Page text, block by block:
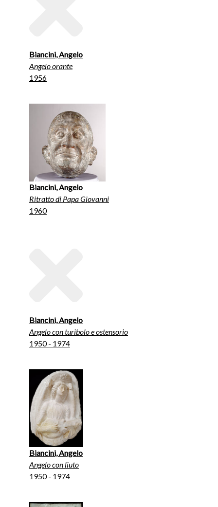
Biancini, Angelo
Angelo orante
1956
Biancini, Angelo
Ritratto di Papa Giovanni
1960
Biancini, Angelo
Angelo con turibolo e ostensorio
1950 - 1974
Biancini, Angelo
Angelo con liuto
1950 - 1974